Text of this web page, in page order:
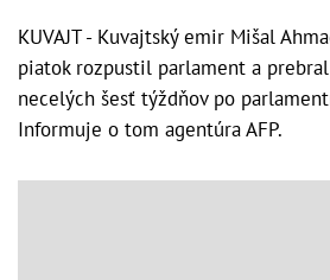
KUVAJT - Kuvajtský emir Mišal
piatok rozpustil parlament a
necelých šesť týždňov po
Informuje o tom agentúra AFP.